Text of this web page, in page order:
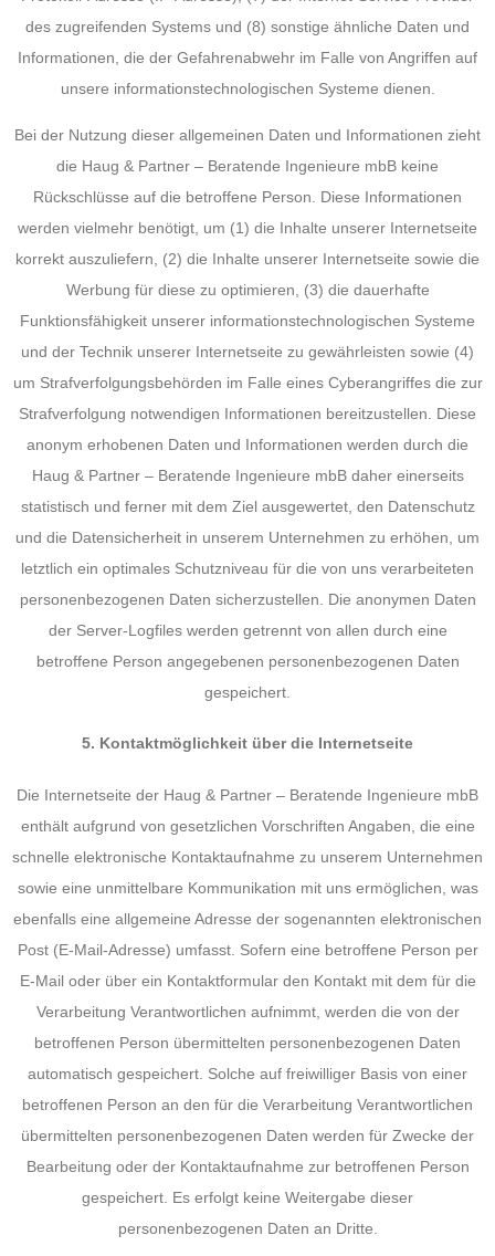
des zugreifenden Systems und (8) sonstige ähnliche Daten und
Informationen, die der Gefahrenabwehr im Falle von Angriffen auf
unsere informationstechnologischen Systeme dienen.
Bei der Nutzung dieser allgemeinen Daten und Informationen zieht
die Haug & Partner – Beratende Ingenieure mbB keine
Rückschlüsse auf die betroffene Person. Diese Informationen
werden vielmehr benötigt, um (1) die Inhalte unserer Internetseite
korrekt auszuliefern, (2) die Inhalte unserer Internetseite sowie die
Werbung für diese zu optimieren, (3) die dauerhafte
Funktionsfähigkeit unserer informationstechnologischen Systeme
und der Technik unserer Internetseite zu gewährleisten sowie (4)
um Strafverfolgungsbehörden im Falle eines Cyberangriffes die zur
Strafverfolgung notwendigen Informationen bereitzustellen. Diese
anonym erhobenen Daten und Informationen werden durch die
Haug & Partner – Beratende Ingenieure mbB daher einerseits
statistisch und ferner mit dem Ziel ausgewertet, den Datenschutz
und die Datensicherheit in unserem Unternehmen zu erhöhen, um
letztlich ein optimales Schutzniveau für die von uns verarbeiteten
personenbezogenen Daten sicherzustellen. Die anonymen Daten
der Server-Logfiles werden getrennt von allen durch eine
betroffene Person angegebenen personenbezogenen Daten
gespeichert.
5. Kontaktmöglichkeit über die Internetseite
Die Internetseite der Haug & Partner – Beratende Ingenieure mbB
enthält aufgrund von gesetzlichen Vorschriften Angaben, die eine
schnelle elektronische Kontaktaufnahme zu unserem Unternehmen
sowie eine unmittelbare Kommunikation mit uns ermöglichen, was
ebenfalls eine allgemeine Adresse der sogenannten elektronischen
Post (E-Mail-Adresse) umfasst. Sofern eine betroffene Person per
E-Mail oder über ein Kontaktformular den Kontakt mit dem für die
Verarbeitung Verantwortlichen aufnimmt, werden die von der
betroffenen Person übermittelten personenbezogenen Daten
automatisch gespeichert. Solche auf freiwilliger Basis von einer
betroffenen Person an den für die Verarbeitung Verantwortlichen
übermittelten personenbezogenen Daten werden für Zwecke der
Bearbeitung oder der Kontaktaufnahme zur betroffenen Person
gespeichert. Es erfolgt keine Weitergabe dieser
personenbezogenen Daten an Dritte.